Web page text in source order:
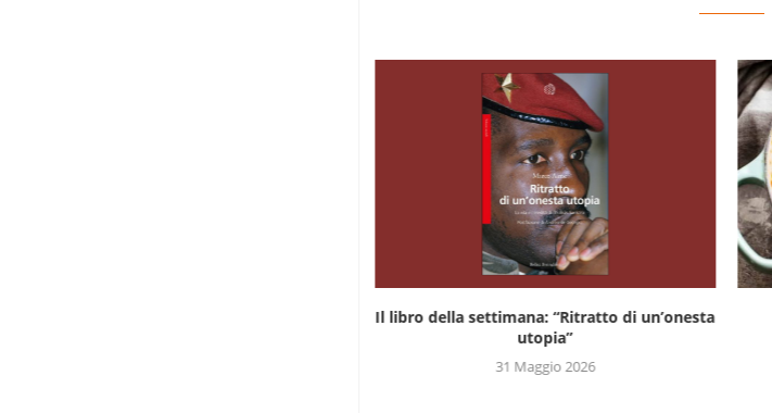
Il libro della settimana: “Ritratto di un’onesta
utopia”
31 Maggio 2026